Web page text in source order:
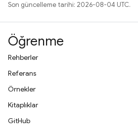
Son güncelleme tarihi: 2026-08-04 UTC.
Öğrenme
Rehberler
Referans
Örnekler
Kitaplıklar
GitHub